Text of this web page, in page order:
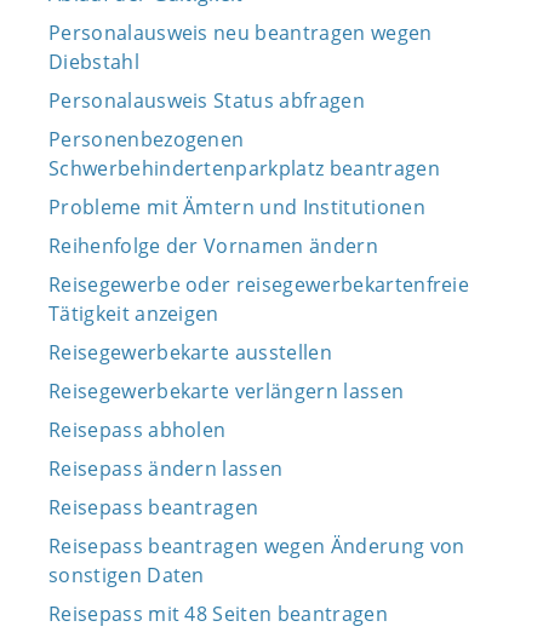
Personalausweis neu beantragen wegen
Diebstahl
Personalausweis Status abfragen
Personenbezogenen
Schwerbehindertenparkplatz beantragen
Probleme mit Ämtern und Institutionen
Reihenfolge der Vornamen ändern
Reisegewerbe oder reisegewerbekartenfreie
Tätigkeit anzeigen
Reisegewerbekarte ausstellen
Reisegewerbekarte verlängern lassen
Reisepass abholen
Reisepass ändern lassen
Reisepass beantragen
Reisepass beantragen wegen Änderung von
sonstigen Daten
Reisepass mit 48 Seiten beantragen